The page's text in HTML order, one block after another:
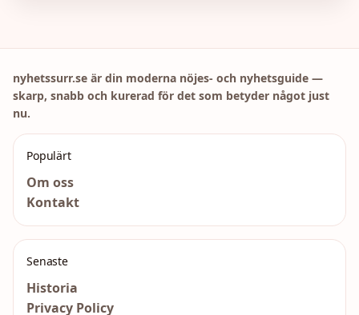
nyhetssurr.se är din moderna nöjes- och nyhetsguide —
skarp, snabb och kurerad för det som betyder något just
nu.
Populärt
Om oss
Kontakt
Senaste
Historia
Privacy Policy